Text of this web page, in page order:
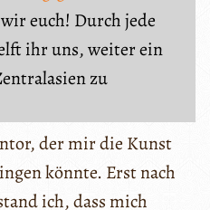
euch! Durch jede
ihr uns, weiter ein
zu
der mir die Kunst
könnte. Erst nach
ich, dass mich